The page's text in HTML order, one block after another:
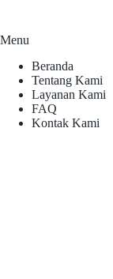
Menu
Beranda
Tentang Kami
Layanan Kami
FAQ
Kontak Kami